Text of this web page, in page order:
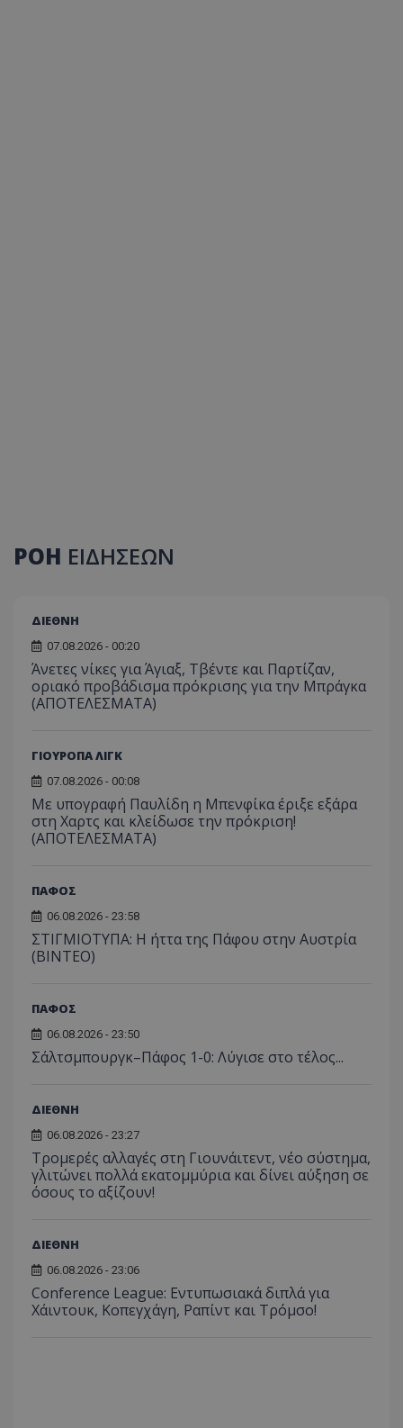
ΡΟΗ ΕΙΔΗΣΕΩΝ
ΔΙΕΘΝΗ
07.08.2026 - 00:20
Άνετες νίκες για Άγιαξ, Τβέντε και Παρτίζαν,
οριακό προβάδισμα πρόκρισης για την Μπράγκα
(ΑΠΟΤΕΛΕΣΜΑΤΑ)
ΓΙΟΥΡΟΠΑ ΛΙΓΚ
07.08.2026 - 00:08
Με υπογραφή Παυλίδη η Μπενφίκα έριξε εξάρα
στη Χαρτς και κλείδωσε την πρόκριση!
(ΑΠΟΤΕΛΕΣΜΑΤΑ)
ΠΑΦΟΣ
06.08.2026 - 23:58
ΣΤΙΓΜΙΟΤΥΠΑ: Η ήττα της Πάφου στην Αυστρία
(ΒΙΝΤΕΟ)
ΠΑΦΟΣ
06.08.2026 - 23:50
Σάλτσμπουργκ–Πάφος 1-0: Λύγισε στο τέλος...
ΔΙΕΘΝΗ
06.08.2026 - 23:27
Τρομερές αλλαγές στη Γιουνάιτεντ, νέο σύστημα,
γλιτώνει πολλά εκατομμύρια και δίνει αύξηση σε
όσους το αξίζουν!
ΔΙΕΘΝΗ
06.08.2026 - 23:06
Conference League: Εντυπωσιακά διπλά για
Χάιντουκ, Κοπεγχάγη, Ραπίντ και Τρόμσο!